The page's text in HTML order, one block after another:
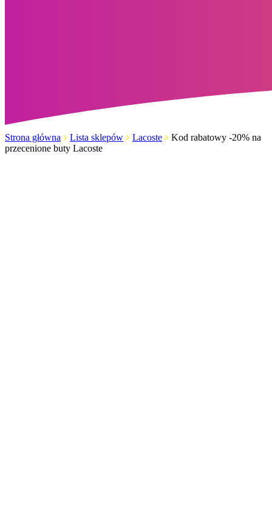
Strona główna Lista sklepów Lacoste
Kod rabatowy -20% na
przecenione buty Lacoste